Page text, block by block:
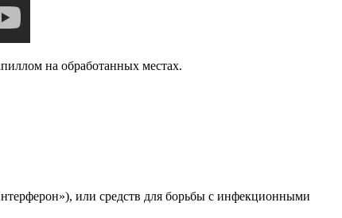
на обработанных местах.
или средств для борьбы с инфекционными